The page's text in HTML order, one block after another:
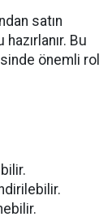
satın
Bu
önemli rol